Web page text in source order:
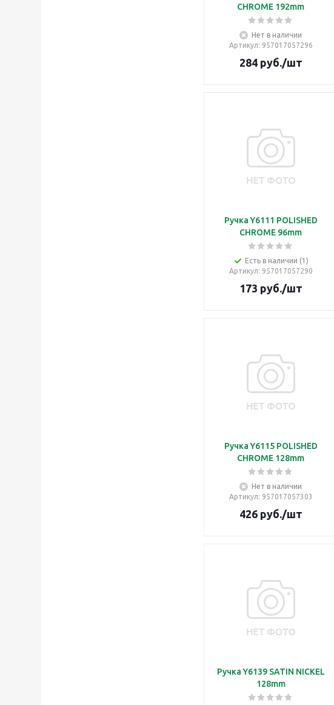
CHROME 192mm
Нет в наличии
Артикул: 957017057296
284руб./шт
Ручка Y6111 POLISHED
CHROME 96mm
Есть в наличии (1)
Артикул: 957017057290
173 руб./шт
Ручка Y6115 POLISHED
CHROME 128mm
Нет в наличии
Артикул: 957017057303
426руб./шт
Ручка Y6139 SATIN NICKEL
128mm